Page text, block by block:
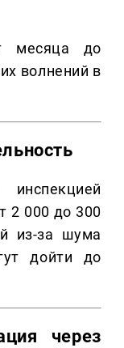
месяца до
волнений в
2 000 до 300
из-за шума
дойти до
через